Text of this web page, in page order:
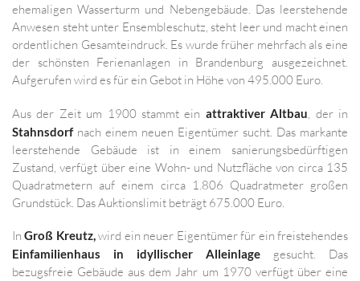
ehemaligen Wasserturm und Nebengebäude. Das leerstehende
Anwesen steht unter Ensembleschutz, steht leer und macht einen
ordentlichen Gesamteindruck. Es wurde früher mehrfach als eine
der schönsten Ferienanlagen in Brandenburg ausgezeichnet.
Aufgerufen wird es für ein Gebot in Höhe von 495.000 Euro.
Aus der Zeit um 1900 stammt ein attraktiver Altbau , der in
Stahnsdorf nach einem neuen Eigentümer sucht. Das markante
leerstehende Gebäude ist in einem sanierungsbedürftigen
Zustand, verfügt über eine Wohn- und Nutzfläche von circa 135
Quadratmetern auf einem circa 1.806 Quadratmeter großen
Grundstück. Das Auktionslimit beträgt 675.000 Euro.
InGroß Kreutz,wird ein neuer Eigentümer für ein freistehendes
Einfamilienhaus in idyllischer Alleinlage gesucht. Das
bezugsfreie Gebäude aus dem Jahr um 1970 verfügt über eine